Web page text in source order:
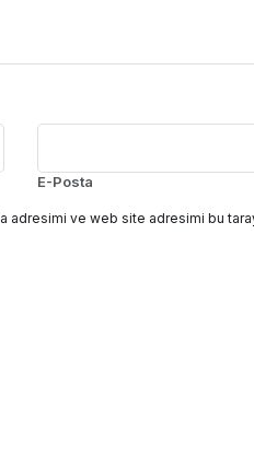
E-Posta
adresimi ve web site adresimi bu